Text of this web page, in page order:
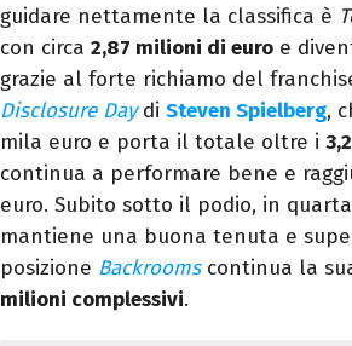
guidare nettamente la classifica è
con circa 2,87 milioni di euro e
grazie al forte richiamo del
Disclosure Daydi Steven Spielberg,
mila euro e porta il totale oltre i
continua a performare bene e
euro. Subito sotto il podio, in
mantiene una buona tenuta e
posizione Backrooms continua la
milioni complessivi.